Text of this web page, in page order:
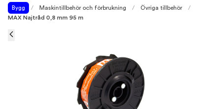
Bygg / Maskintillbehör och förbrukning / Övriga tillbehör
/
MAX Najtråd 0,8 mm 95 m